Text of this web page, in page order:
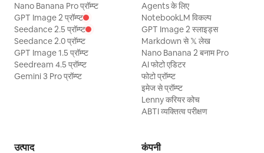
Nano Banana Pro प्रॉम्प्ट
GPT Image 2 प्रॉम्प्ट
Seedance 2.5 प्रॉम्प्ट
Seedance 2.0 प्रॉम्प्ट
GPT Image 1.5 प्रॉम्प्ट
Seedream 4.5 प्रॉम्प्ट
Gemini 3 Pro प्रॉम्प्ट
Agents के लिए
NotebookLM विकल्प
GPT Image 2 स्लाइड्स
Markdown से 𝕏 लेख
Nano Banana 2 बनाम Pro
AI फोटो एडिटर
फोटो प्रॉम्प्ट
इमेज से प्रॉम्प्ट
Lenny करियर कोच
ABTI व्यक्तित्व परीक्षण
उत्पाद कंपनी